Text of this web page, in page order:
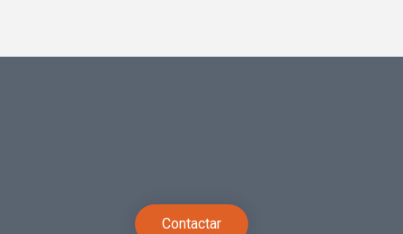
Contactar